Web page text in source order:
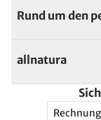
Rund um den
allnatura
Rechnung